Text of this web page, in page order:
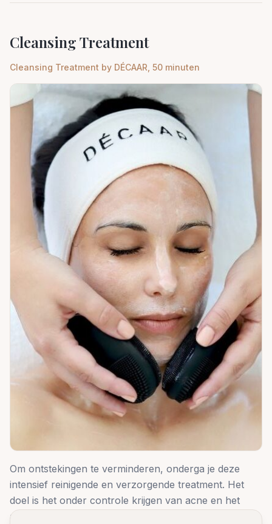
Cleansing Treatment
Cleansing Treatment by DÉCAAR, 50 minuten
Om ontstekingen te verminderen, onderga je deze
intensief reinigende en verzorgende treatment. Het
doel is het onder controle krijgen van acne en het
aanpakken van de ontstane huidbeschadigingen.